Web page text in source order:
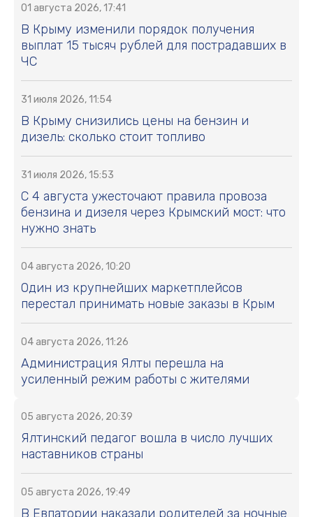
01 августа 2026, 17:41
В Крыму изменили порядок получения
выплат 15 тысяч рублей для пострадавших в
ЧС
31 июля 2026, 11:54
В Крыму снизились цены на бензин и
дизель: сколько стоит топливо
31 июля 2026, 15:53
С 4 августа ужесточают правила провоза
бензина и дизеля через Крымский мост: что
нужно знать
04 августа 2026, 10:20
Один из крупнейших маркетплейсов
перестал принимать новые заказы в Крым
04 августа 2026, 11:26
Администрация Ялты перешла на
усиленный режим работы с жителями
05 августа 2026, 20:39
Ялтинский педагог вошла в число лучших
наставников страны
05 августа 2026, 19:49
В Евпатории наказали родителей за ночные